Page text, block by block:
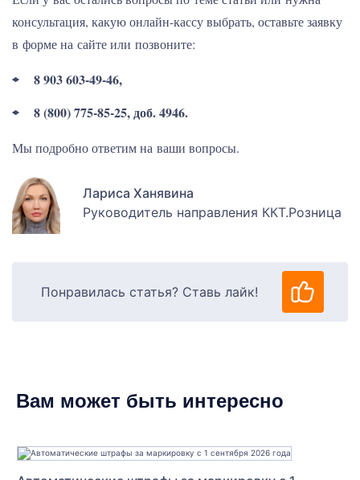
консультация, какую онлайн-кассу выбрать, оставьте заявку
в форме на сайте или позвоните:
8 903 603-49-46,
8 (800) 775-85-25, доб. 4946.
Мы подробно ответим на ваши вопросы.
Лариса Ханявина
Руководитель направления ККТ.Розница
Понравилась статья? Ставь лайк!
Вам может быть интересно